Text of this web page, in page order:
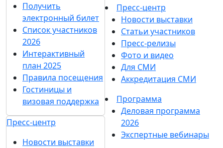
Получить
электронный билет
Список участников
2026
Интерактивный
план 2025
Правила посещения
Гостиницы и
визовая поддержка
Пресс-центр
Новости выставки
Пресс-центр
Новости выставки
Статьи участников
Пресс-релизы
Фото и видео
Для СМИ
Аккредитация СМИ
Программа
Деловая программа
2026
Экспертные вебинары